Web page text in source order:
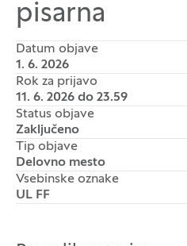
pisarna
Datum objave
1. 6. 2026
Rok za prijavo
11. 6. 2026 do 23.59
Status objave
Zaključeno
Tip objave
Delovno mesto
Vsebinske oznake
UL FF